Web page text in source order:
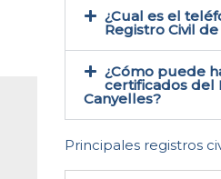
¿Cual es el
Registro Civil
¿Cómo puede
certificados del
Canyelles​?
Principales registros